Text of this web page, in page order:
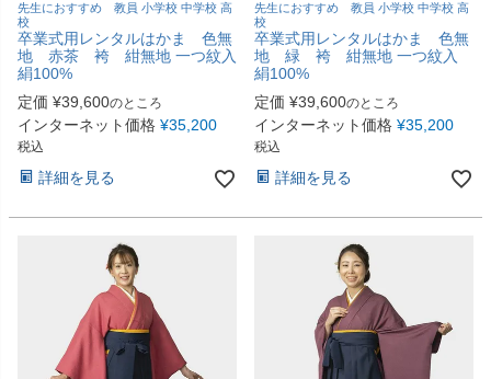
先生におすすめ 教員 小学校 中学校 高
校
卒業式用レンタルはかま 色無
地 赤茶 袴 紺無地 一つ紋入
絹100%
定価 ¥39,600のところ
インターネット価格 ¥35,200
税込
詳細を見る
先生におすすめ 教員 小学校 中学校 高
校
卒業式用レンタルはかま 色無
地 緑 袴 紺無地 一つ紋入
絹100%
定価 ¥39,600のところ
インターネット価格 ¥35,200
税込
詳細を見る